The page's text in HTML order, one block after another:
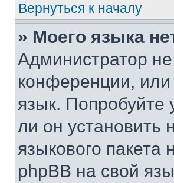
Вернуться к началу
» Моего языка
Администратор
конференции,
язык. Попробуйте
ли он установить
языкового
phpBB на свой